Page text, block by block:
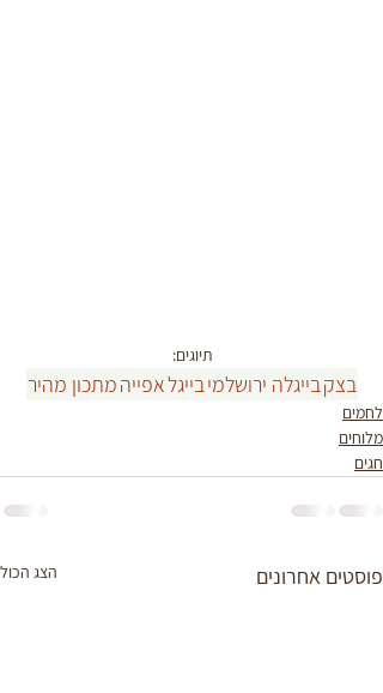
תיוגים:
בצקבייגלה ירושלמיבייגלאפייהמתכון מהיר
לחמים
מלוחים
חגים
פוסטים אחרונים הצג הכול